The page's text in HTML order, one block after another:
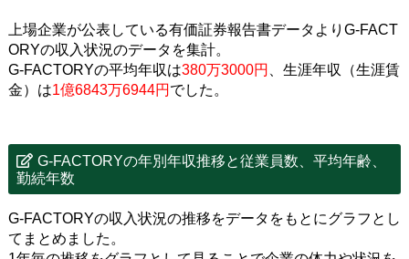
上場企業が公表している有価証券報告書データよりG-FACT
ORYの収入状況のデータを集計。
G-FACTORYの平均年収は380万3000円
、生涯年収（生涯賃
金）は1億6843万6944円 でした。
G-FACTORYの年別年収推移と従業員数、平均年齢、
勤続年数
G-FACTORYの収入状況の推移をデータをもとにグラフとし
てまとめました。